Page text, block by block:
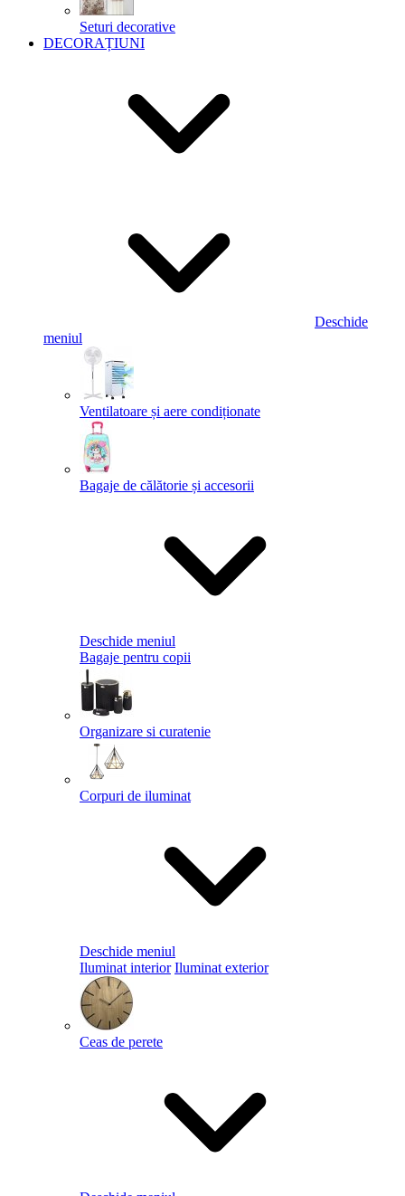
Seturi decorative
DECORAȚIUNI
Deschide
meniul
Ventilatoare și aere condiționate
Bagaje de călătorie și accesorii
Deschide meniul
Bagaje pentru copii
Organizare si curatenie
Corpuri de iluminat
Deschide meniul
Iluminat interior Iluminat exterior
Ceas de perete